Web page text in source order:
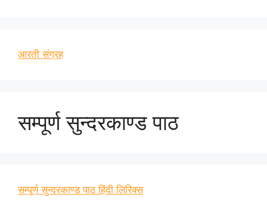
आरती संग्रह
सम्पूर्ण सुन्दरकाण्ड पाठ
सम्पूर्ण सुन्दरकाण्ड पाठ हिंदी लिरिक्स